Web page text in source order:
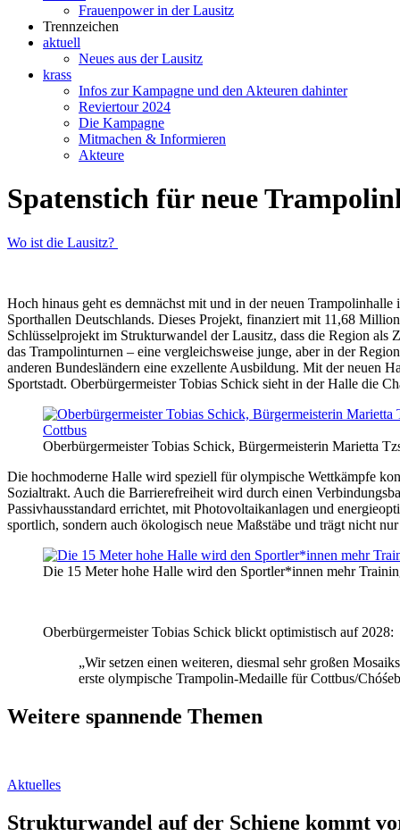
Frauenpower in der Lausitz
Trennzeichen
aktuell
Neues aus der Lausitz
krass
Infos zur Kampagne und den Akteuren dahinter
Reviertour 2024
Die Kampagne
Mitmachen & Informieren
Akteure
Spatenstich für neue
Wo ist die Lausitz?
Hoch hinaus geht es demnächst mit und in der neuen
Sporthallen Deutschlands. Dieses Projekt, finanziert mit 11,68
Schlüsselprojekt im Strukturwandel der Lausitz, dass die Region
das Trampolinturnen – eine vergleichsweise junge, aber in der
anderen Bundesländern eine exzellente Ausbildung. Mit der neuen
Sportstadt. Oberbürgermeister Tobias Schick sieht in der Halle die
Oberbürgermeister Tobias Schick, Bürgermeisterin Marietta
Die hochmoderne Halle wird speziell für olympische Wettkämpfe
Sozialtrakt. Auch die Barrierefreiheit wird durch einen
Passivhausstandard errichtet, mit Photovoltaikanlagen und
sportlich, sondern auch ökologisch neue Maßstäbe und trägt nicht
Die 15 Meter hohe Halle wird den Sportler*innen mehr
Oberbürgermeister Tobias Schick blickt optimistisch auf 2028:
„Wir setzen einen weiteren, diesmal sehr großen
erste olympische Trampolin-Medaille für Cottbus/
Weitere spannende Themen
Aktuelles
Strukturwandel auf der Schiene kommt